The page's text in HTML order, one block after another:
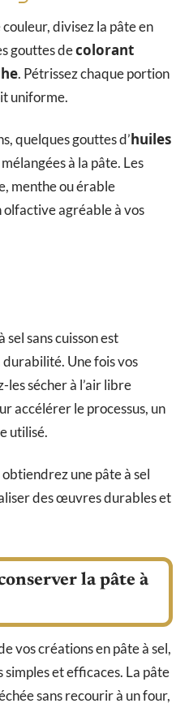
divisez la pâte en
gouttes decolorant
. Pétrissez chaque portion
uniforme.
quelques gouttes d’huiles
à la pâte. Les
menthe ou érable
agréable à vos
sans cuisson est
Une fois vos
sécher à l’air libre
accélérer le processus, un
utilisé.
une pâte à sel
des œuvres durables et
la pâte à
vos créations en pâte à sel,
et efficaces. La pâte
sans recourir à un four,